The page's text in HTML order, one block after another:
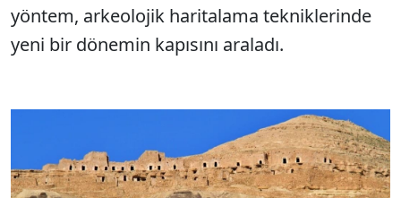
yöntem, arkeolojik haritalama tekniklerinde
yeni bir dönemin kapısını araladı.